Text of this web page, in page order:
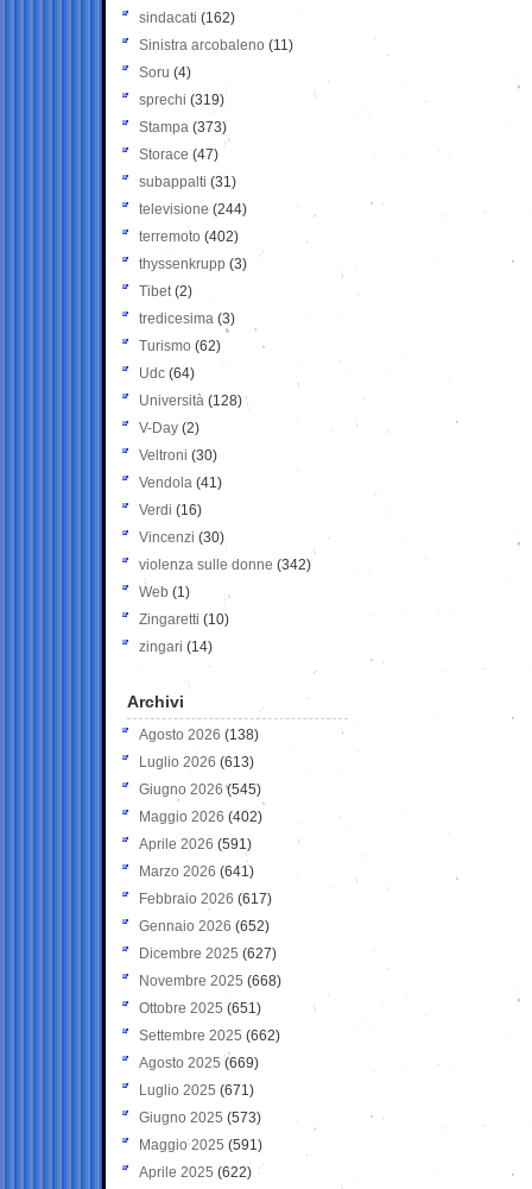
sindacati (162)
Sinistra arcobaleno (11)
Soru (4)
sprechi (319)
Stampa (373)
Storace (47)
subappalti (31)
televisione(244)
terremoto (402)
thyssenkrupp (3)
Tibet(2)
tredicesima (3)
Turismo (62)
Udc (64)
Università (128)
V-Day (2)
Veltroni (30)
Vendola (41)
Verdi (16)
Vincenzi (30)
violenza sulle donne (342)
Web (1)
Zingaretti (10)
zingari (14)
Archivi
Agosto 2026 (138)
Luglio 2026 (613)
Giugno 2026 (545)
Maggio 2026 (402)
Aprile 2026 (591)
Marzo 2026 (641)
Febbraio 2026 (617)
Gennaio 2026 (652)
Dicembre 2025 (627)
Novembre 2025 (668)
Ottobre 2025 (651)
Settembre 2025 (662)
Agosto 2025 (669)
Luglio 2025 (671)
Giugno 2025 (573)
Maggio 2025 (591)
Aprile 2025 (622)